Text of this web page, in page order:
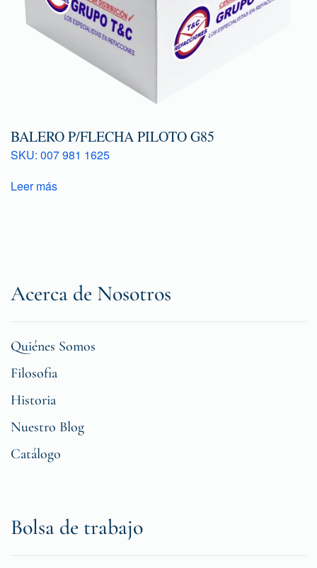
BALERO P/FLECHA PILOTO G85
SKU: 007 981 1625
Leer más
Acerca de Nosotros
Quiénes Somos
Filosofia
Historia
Nuestro Blog
Catálogo
Bolsa de trabajo